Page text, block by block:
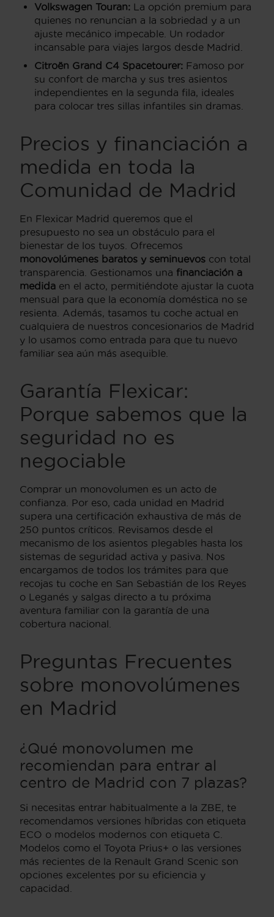
Volkswagen Touran: La opción premium para
quienes no renuncian a la sobriedad y a un
ajuste mecánico impecable. Un rodador
incansable para viajes largos desde Madrid.
Citroën Grand C4 Spacetourer: Famoso por
su confort de marcha y sus tres asientos
independientes en la segunda fila, ideales
para colocar tres sillas infantiles sin dramas.
Precios y financiación a
medida en toda la
Comunidad de Madrid
En Flexicar Madrid queremos que el
presupuesto no sea un obstáculo para el
bienestar de los tuyos. Ofrecemos
monovolúmenes baratos y seminuevos con total
transparencia. Gestionamos una financiación a
medida en el acto, permitiéndote ajustar la cuota
mensual para que la economía doméstica no se
resienta. Además, tasamos tu coche actual en
cualquiera de nuestros concesionarios de Madrid
y lo usamos como entrada para que tu nuevo
familiar sea aún más asequible.
Garantía Flexicar:
Porque sabemos que la
seguridad no es
negociable
Comprar un monovolumen es un acto de
confianza. Por eso, cada unidad en Madrid
supera una certificación exhaustiva de más de
250 puntos críticos. Revisamos desde el
mecanismo de los asientos plegables hasta los
sistemas de seguridad activa y pasiva. Nos
encargamos de todos los trámites para que
recojas tu coche en San Sebastián de los Reyes
o Leganés y salgas directo a tu próxima
aventura familiar con la garantía de una
cobertura nacional.
Preguntas Frecuentes
sobre monovolúmenes
en Madrid
¿Qué monovolumen me
recomiendan para entrar al
centro de Madrid con 7 plazas?
Si necesitas entrar habitualmente a la ZBE, te
recomendamos versiones híbridas con etiqueta
ECO o modelos modernos con etiqueta C.
Modelos como el Toyota Prius+ o las versiones
más recientes de la Renault Grand Scenic son
opciones excelentes por su eficiencia y
capacidad.